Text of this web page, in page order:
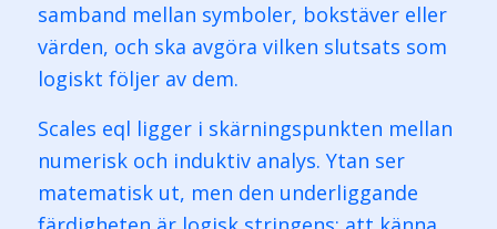
samband mellan symboler, bokstäver eller
värden, och ska avgöra vilken slutsats som
logiskt följer av dem.
Scales eql ligger i skärningspunkten mellan
numerisk och induktiv analys. Ytan ser
matematisk ut, men den underliggande